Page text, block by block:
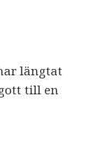
längtat
till en